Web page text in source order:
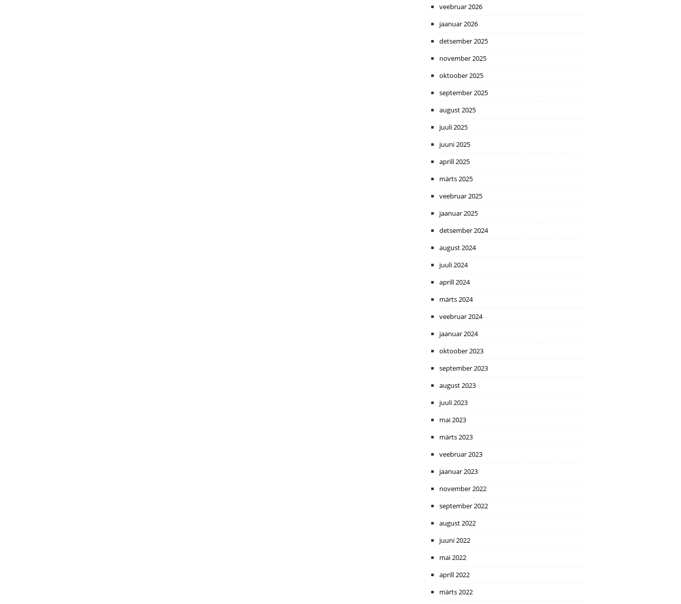
veebruar 2026
jaanuar 2026
detsember 2025
november 2025
oktoober 2025
september 2025
august 2025
juuli 2025
juuni 2025
aprill 2025
märts 2025
veebruar 2025
jaanuar 2025
detsember 2024
august 2024
juuli 2024
aprill 2024
märts 2024
veebruar 2024
jaanuar 2024
oktoober 2023
september 2023
august 2023
juuli 2023
mai 2023
märts 2023
veebruar 2023
jaanuar 2023
november 2022
september 2022
august 2022
juuni 2022
mai 2022
aprill 2022
märts 2022